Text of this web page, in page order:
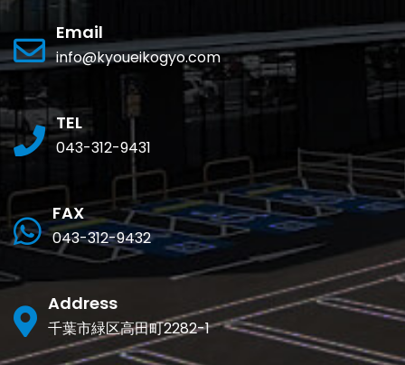
Email
info@kyoueikogyo.com
TEL
043-312-9431
FAX
043-312-9432
Address
千葉市緑区高田町2282-1